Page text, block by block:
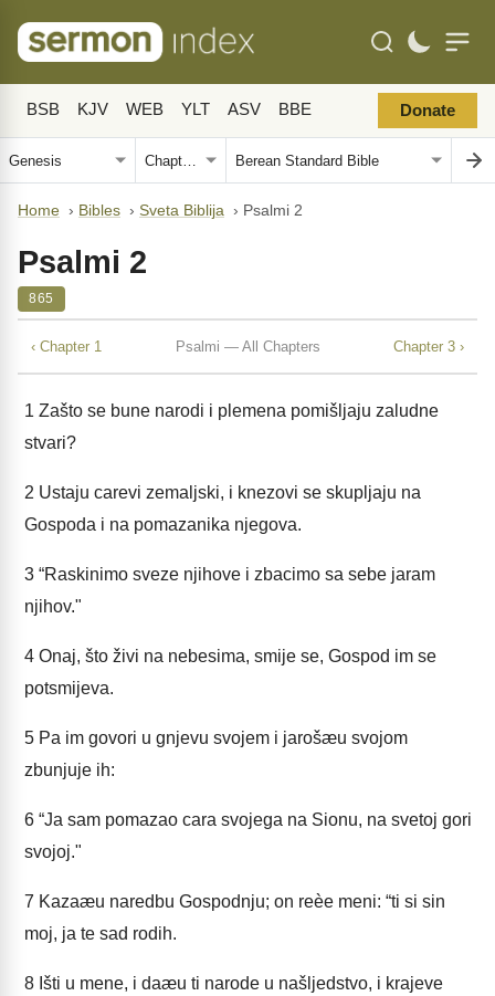
BSB KJV WEB YLT ASV BBE Donate
Home › Bibles › Sveta Biblija › Psalmi 2
Psalmi 2
865
‹ Chapter 1 Psalmi — All Chapters Chapter 3 ›
1 Zašto se bune narodi i plemena pomišljaju zaludne
stvari?
2 Ustaju carevi zemaljski, i knezovi se skupljaju na
Gospoda i na pomazanika njegova.
3 “Raskinimo sveze njihove i zbacimo sa sebe jaram
njihov."
4 Onaj, što živi na nebesima, smije se, Gospod im se
potsmijeva.
5 Pa im govori u gnjevu svojem i jarošæu svojom
zbunjuje ih:
6 “Ja sam pomazao cara svojega na Sionu, na svetoj gori
svojoj."
7 Kazaæu naredbu Gospodnju; on reèe meni: “ti si sin
moj, ja te sad rodih.
8 Išti u mene, i daæu ti narode u našljedstvo, i krajeve